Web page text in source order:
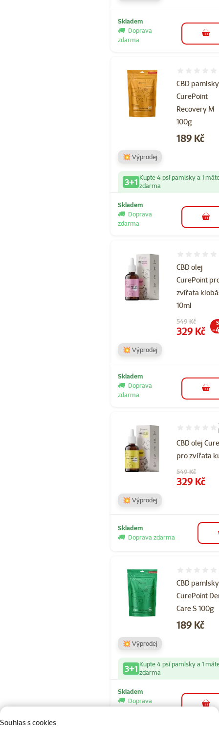
Souhlas s cookies
Skladem
Doprava
zdarma
do
CBD pamlsky
CurePoint
Recovery M
100g
Cena
189 Kč
💥 Výprodej
3+1 Kupte 4 psí pamlsky a 1
zdarma
Skladem
Doprava
zdarma
do
CBD olej
CurePoint
zvířata
10ml
Původní cena
549 Kč
Cena
329 Kč -
💥 Výprodej
Skladem
Doprava
zdarma
do
CBD olej
pro zvířata
Hodnocení
Původní cena
549 Kč
Cena
329 Kč
💥 Výprodej
Skladem
Doprava zdarma
CBD pamlsky
CurePoint
Care S 100g
Cena
189 Kč
💥 Výprodej
3+1 Kupte 4 psí pamlsky a 1
zdarma
Skladem
Doprava
do